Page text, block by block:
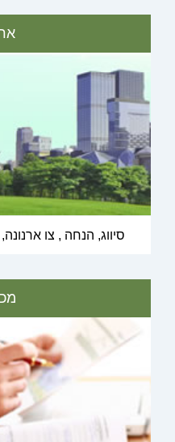
סיווג, הנחה , צו